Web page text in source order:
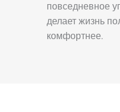
повседневное
делает жизнь
комфортнее.